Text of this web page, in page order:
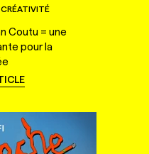
Coutu = une
pour la